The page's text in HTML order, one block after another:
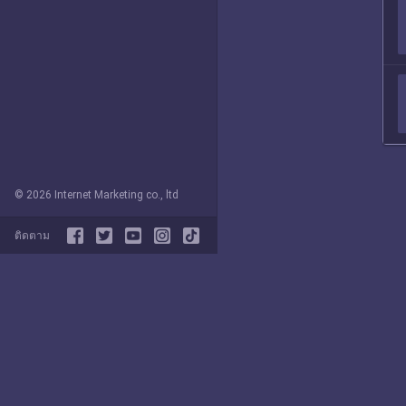
© 2026 Internet Marketing co., ltd
ติดตาม